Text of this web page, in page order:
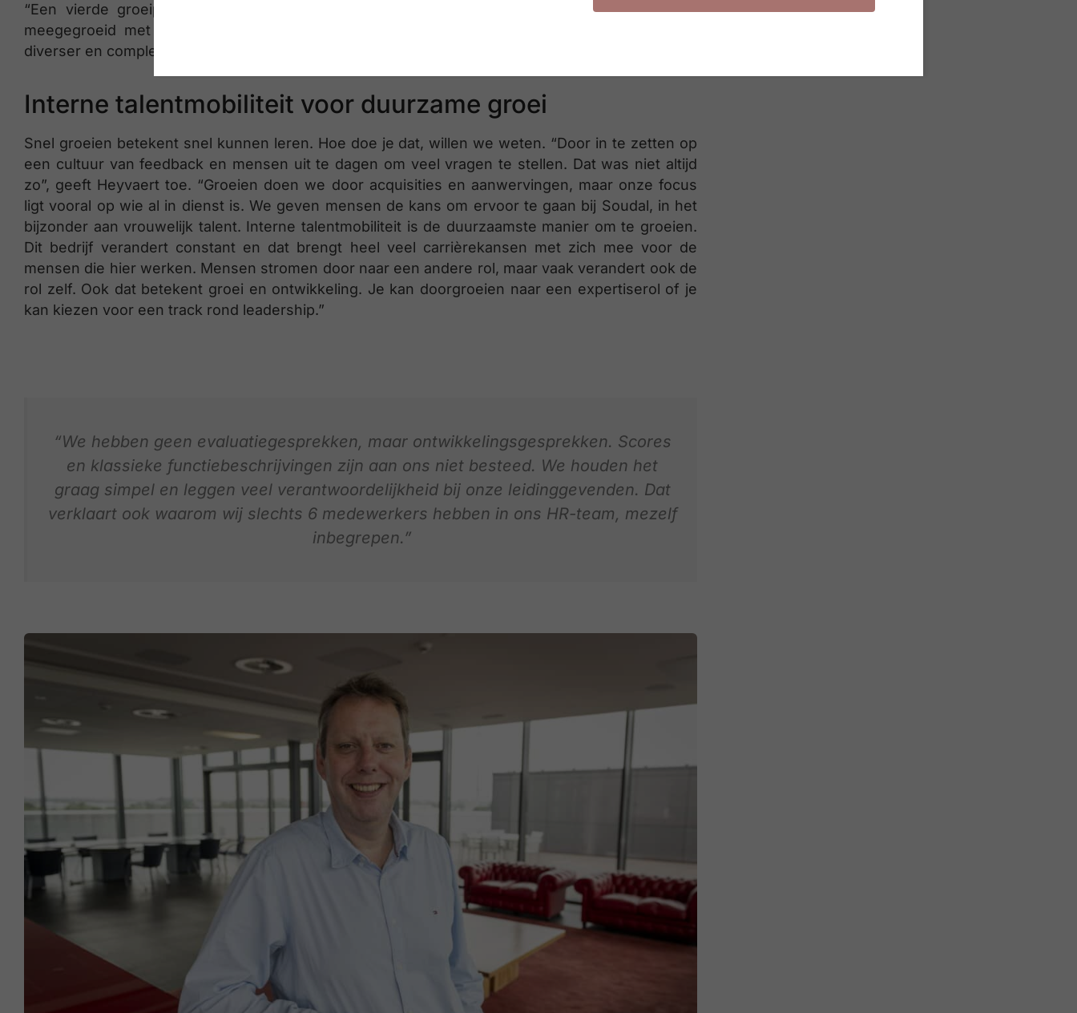
“Een vierde groeipijn situeert zich bij onze leidinggevenden. Heel wat leidinggevenden zijn
meegegroeid met dit bedrijf. Nu onze afdelingen groter worden en de samenstelling ervan
diverser en complexer, evolueren ze van een expertrol naar die van coach en leider.”
Interne talentmobiliteit voor duurzame groei
Snel groeien betekent snel kunnen leren. Hoe doe je dat, willen we weten. “Door in te zetten op
een cultuur van feedback en mensen uit te dagen om veel vragen te stellen. Dat was niet altijd
zo”, geeft Heyvaert toe. “Groeien doen we door acquisities en aanwervingen, maar onze focus
ligt vooral op wie al in dienst is. We geven mensen de kans om ervoor te gaan bij Soudal, in het
bijzonder aan vrouwelijk talent. Interne talentmobiliteit is de duurzaamste manier om te groeien.
Dit bedrijf verandert constant en dat brengt heel veel carrièrekansen met zich mee voor de
mensen die hier werken. Mensen stromen door naar een andere rol, maar vaak verandert ook de
rol zelf. Ook dat betekent groei en ontwikkeling. Je kan doorgroeien naar een expertiserol of je
kan kiezen voor een track rond leadership.”
“We hebben geen evaluatiegesprekken, maar ontwikkelingsgesprekken. Scores
en klassieke functiebeschrijvingen zijn aan ons niet besteed. We houden het
graag simpel en leggen veel verantwoordelijkheid bij onze leidinggevenden. Dat
verklaart ook waarom wij slechts 6 medewerkers hebben in ons HR-team, mezelf
inbegrepen.”